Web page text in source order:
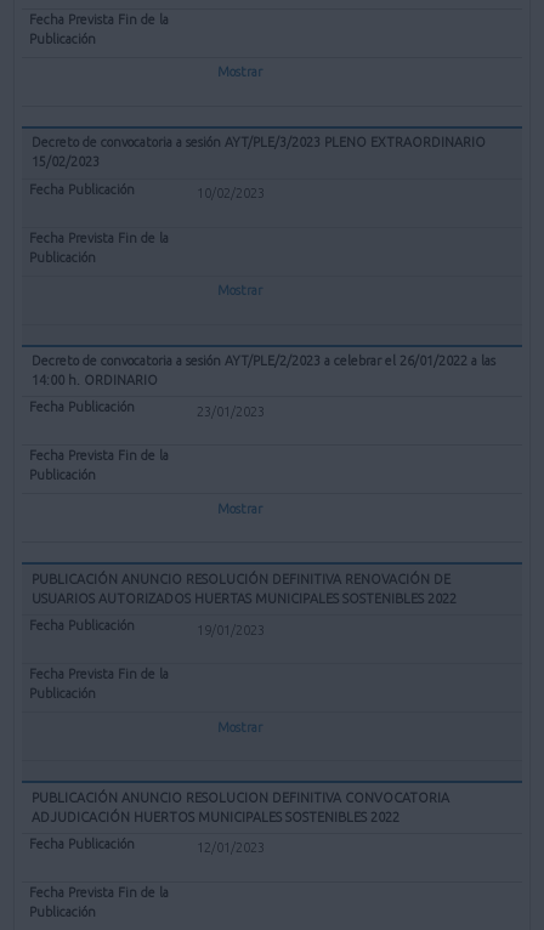
Mostrar
Decreto de convocatoria a sesión AYT/PLE/3/2023 PLENO EXTRAORDINARIO
15/02/2023
10/02/2023
Mostrar
Decreto de convocatoria a sesión AYT/PLE/2/2023 a celebrar el 26/01/2022 a las
14:00 h. ORDINARIO
23/01/2023
Mostrar
PUBLICACIÓN ANUNCIO RESOLUCIÓN DEFINITIVA RENOVACIÓN DE
USUARIOS AUTORIZADOS HUERTAS MUNICIPALES SOSTENIBLES 2022
19/01/2023
Mostrar
PUBLICACIÓN ANUNCIO RESOLUCION DEFINITIVA CONVOCATORIA
ADJUDICACIÓN HUERTOS MUNICIPALES SOSTENIBLES 2022
12/01/2023